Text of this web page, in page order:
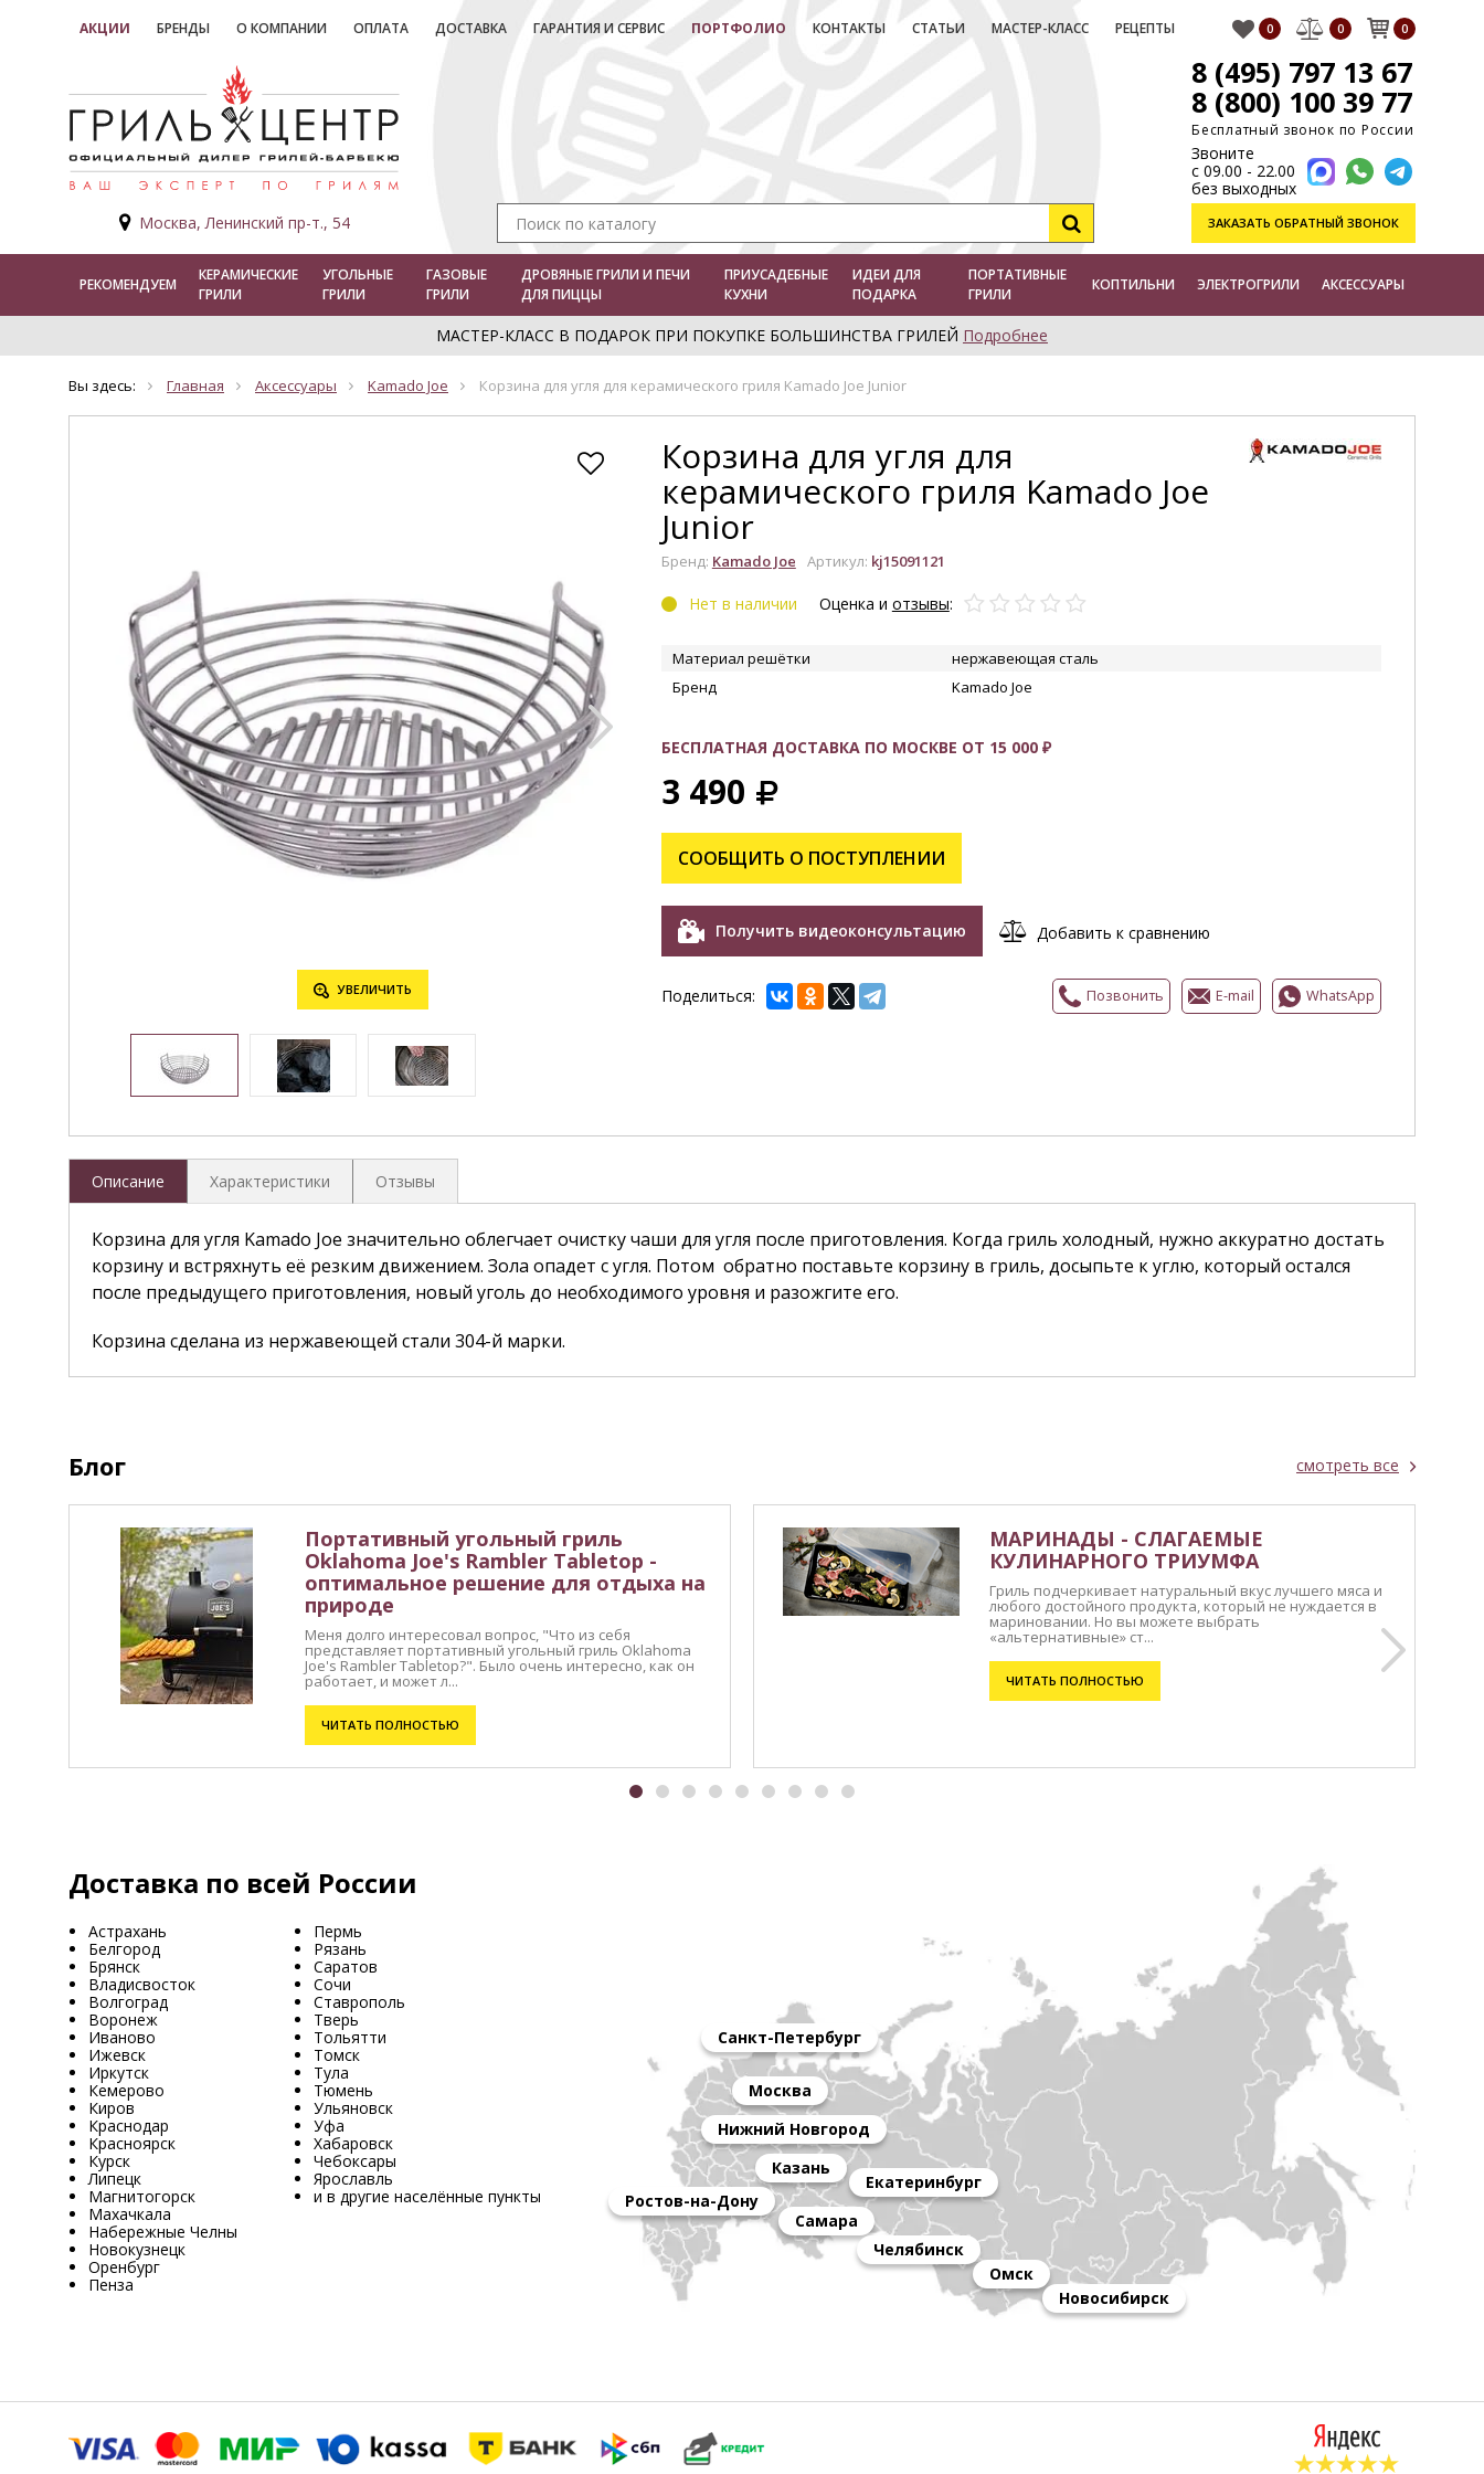
АКЦИИ БРЕНДЫ О КОМПАНИИ ОПЛАТА ДОСТАВКА ГАРАНТИЯ И СЕРВИС ПОРТФОЛИО КОНТАКТЫ СТАТЬИ МАСТЕР-КЛАСС РЕЦЕПТЫ 0 0 0
Москва, Ленинский пр-т., 54
8 (495) 797 13 67
8 (800) 100 39 77
Бесплатный звонок по России
Звоните
с 09.00 - 22.00
без выходных
ЗАКАЗАТЬ ОБРАТНЫЙ ЗВОНОК
РЕКОМЕНДУЕМ
КЕРАМИЧЕСКИЕ
ГРИЛИ
УГОЛЬНЫЕ
ГРИЛИ
ГАЗОВЫЕ
ГРИЛИ
ДРОВЯНЫЕ ГРИЛИ И ПЕЧИ
ДЛЯ ПИЦЦЫ
ПРИУСАДЕБНЫЕ
КУХНИ
ИДЕИ ДЛЯ
ПОДАРКА
ПОРТАТИВНЫЕ
ГРИЛИ
КОПТИЛЬНИ ЭЛЕКТРОГРИЛИ АКСЕССУАРЫ
МАСТЕР-КЛАСС В ПОДАРОК ПРИ ПОКУПКЕ БОЛЬШИНСТВА ГРИЛЕЙ Подробнее
Вы здесь: Главная Аксессуары Kamado Joe Корзина для угля для керамического гриля Kamado Joe Junior
УВЕЛИЧИТЬ
Корзина для угля для
керамического гриля Kamado Joe
Junior
Бренд: Kamado Joe Артикул: kj15091121
Нет в наличии Оценка и отзывы:
Материал решётки
нержавеющая сталь
Бренд
Kamado Joe
БЕСПЛАТНАЯ ДОСТАВКА ПО МОСКВЕ ОТ 15 000 ₽
3 490
СООБЩИТЬ О ПОСТУПЛЕНИИ
Получить видеоконсультацию Добавить к сравнению
Поделиться: Позвонить E-mail WhatsApp
Описание Характеристики Отзывы
Корзина для угля Kamado Joe значительно облегчает очистку чаши для угля после приготовления. Когда гриль холодный, нужно аккуратно достать
корзину и встряхнуть её резким движением. Зола опадет с угля. Потом обратно поставьте корзину в гриль, досыпьте к углю, который остался
после предыдущего приготовления, новый уголь до необходимого уровня и разожгите его.
Корзина сделана из нержавеющей стали 304-й марки.
Блог смотреть все
Портативный угольный гриль
Oklahoma Joe's Rambler Tabletop -
оптимальное решение для отдыха на
природе
Меня долго интересовал вопрос, "Что из себя
представляет портативный угольный гриль Oklahoma
Joe's Rambler Tabletop?". Было очень интересно, как он
работает, и может л...
ЧИТАТЬ ПОЛНОСТЬЮ
МАРИНАДЫ - СЛАГАЕМЫЕ
КУЛИНАРНОГО ТРИУМФА
Гриль подчеркивает натуральный вкус лучшего мяса и
любого достойного продукта, который не нуждается в
мариновании. Но вы можете выбрать
«альтернативные» ст...
ЧИТАТЬ ПОЛНОСТЬЮ
Доставка по всей России
Астрахань
Белгород
Брянск
Владисвосток
Волгоград
Воронеж
Иваново
Ижевск
Иркутск
Кемерово
Киров
Краснодар
Красноярск
Курск
Липецк
Магнитогорск
Махачкала
Набережные Челны
Новокузнецк
Оренбург
Пенза
Пермь
Рязань
Саратов
Сочи
Ставрополь
Тверь
Тольятти
Томск
Тула
Тюмень
Ульяновск
Уфа
Хабаровск
Чебоксары
Ярославль
и в другие населённые пункты
Санкт-Петербург
Москва
Нижний Новгород
Казань
Екатеринбург
Ростов-на-Дону
Самара
Челябинск
Омск
Новосибирск